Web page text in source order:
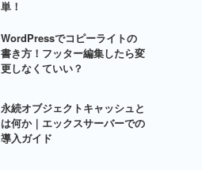
単！
WordPressでコピーライトの
書き方！フッター編集したら変
更しなくていい？
永続オブジェクトキャッシュと
は何か｜エックスサーバーでの
導入ガイド